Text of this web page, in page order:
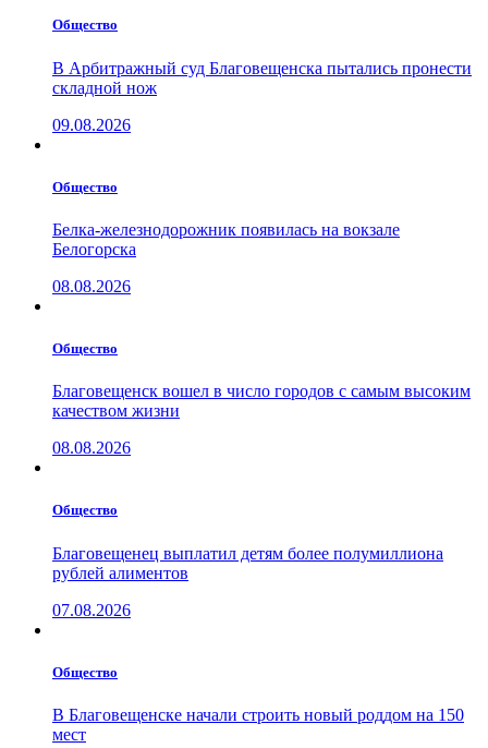
Общество
В Арбитражный суд Благовещенска пытались пронести
складной нож
09.08.2026
Общество
Белка-железнодорожник появилась на вокзале
Белогорска
08.08.2026
Общество
Благовещенск вошел в число городов с самым высоким
качеством жизни
08.08.2026
Общество
Благовещенец выплатил детям более полумиллиона
рублей алиментов
07.08.2026
Общество
В Благовещенске начали строить новый роддом на 150
мест